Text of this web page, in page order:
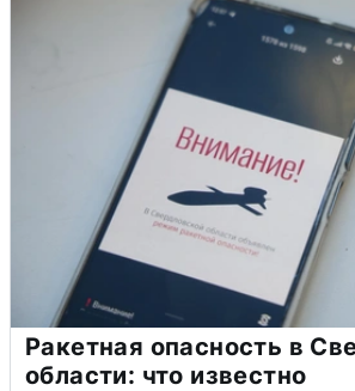
Ракетная опасность в
области: что известно